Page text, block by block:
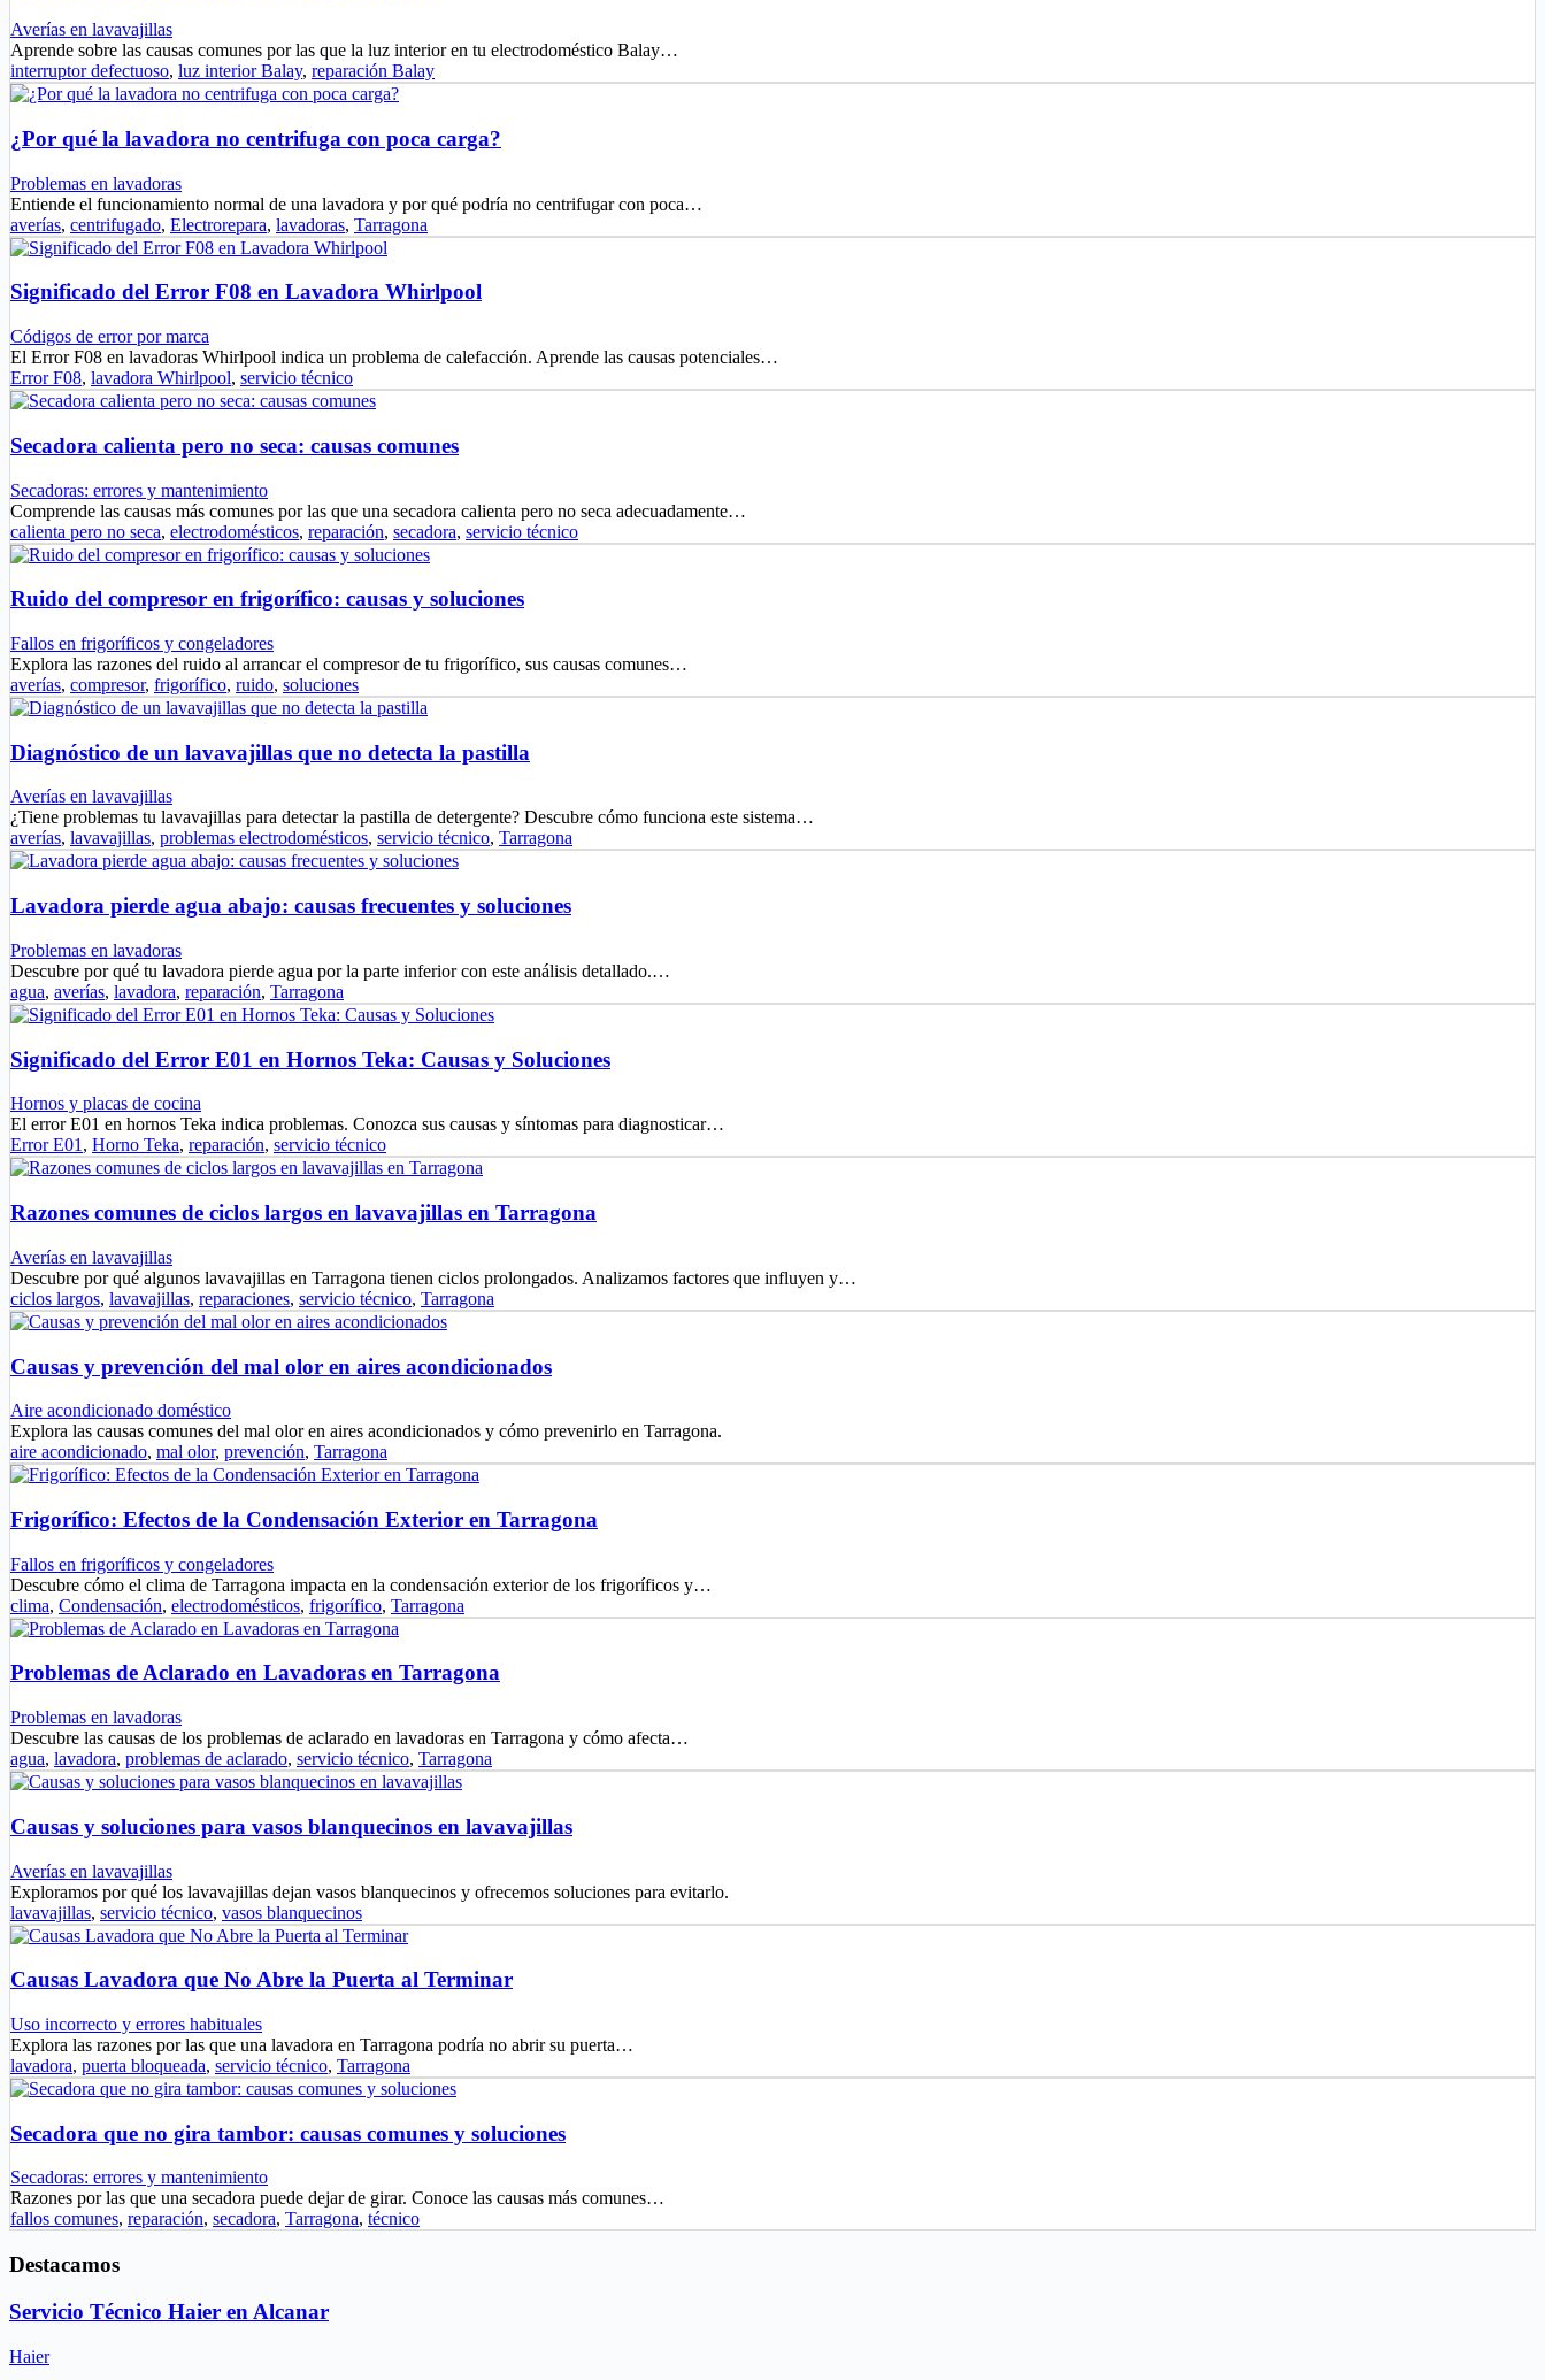
Averías en lavavajillas
Aprende sobre las causas comunes por las que la luz interior en tu electrodoméstico Balay…
interruptor defectuoso, luz interior Balay, reparación Balay
¿Por qué la lavadora no centrifuga con poca carga?
Problemas en lavadoras
Entiende el funcionamiento normal de una lavadora y por qué podría no centrifugar con poca…
averías, centrifugado, Electrorepara, lavadoras, Tarragona
Significado del Error F08 en Lavadora Whirlpool
Códigos de error por marca
El Error F08 en lavadoras Whirlpool indica un problema de calefacción. Aprende las causas potenciales…
Error F08, lavadora Whirlpool, servicio técnico
Secadora calienta pero no seca: causas comunes
Secadoras: errores y mantenimiento
Comprende las causas más comunes por las que una secadora calienta pero no seca adecuadamente…
calienta pero no seca, electrodomésticos, reparación, secadora, servicio técnico
Ruido del compresor en frigorífico: causas y soluciones
Fallos en frigoríficos y congeladores
Explora las razones del ruido al arrancar el compresor de tu frigorífico, sus causas comunes…
averías, compresor, frigorífico, ruido, soluciones
Diagnóstico de un lavavajillas que no detecta la pastilla
Averías en lavavajillas
¿Tiene problemas tu lavavajillas para detectar la pastilla de detergente? Descubre cómo funciona este sistema…
averías, lavavajillas, problemas electrodomésticos, servicio técnico, Tarragona
Lavadora pierde agua abajo: causas frecuentes y soluciones
Problemas en lavadoras
Descubre por qué tu lavadora pierde agua por la parte inferior con este análisis detallado.…
agua, averías, lavadora, reparación, Tarragona
Significado del Error E01 en Hornos Teka: Causas y Soluciones
Hornos y placas de cocina
El error E01 en hornos Teka indica problemas. Conozca sus causas y síntomas para diagnosticar…
Error E01 , Horno Teka, reparación, servicio técnico
Razones comunes de ciclos largos en lavavajillas en Tarragona
Averías en lavavajillas
Descubre por qué algunos lavavajillas en Tarragona tienen ciclos prolongados. Analizamos factores que influyen y…
ciclos largos, lavavajillas, reparaciones, servicio técnico, Tarragona
Causas y prevención del mal olor en aires acondicionados
Aire acondicionado doméstico
Explora las causas comunes del mal olor en aires acondicionados y cómo prevenirlo en Tarragona.
aire acondicionado, mal olor, prevención, Tarragona
Frigorífico: Efectos de la Condensación Exterior en Tarragona
Fallos en frigoríficos y congeladores
Descubre cómo el clima de Tarragona impacta en la condensación exterior de los frigoríficos y…
clima, Condensación, electrodomésticos, frigorífico, Tarragona
Problemas de Aclarado en Lavadoras en Tarragona
Problemas en lavadoras
Descubre las causas de los problemas de aclarado en lavadoras en Tarragona y cómo afecta…
agua, lavadora, problemas de aclarado, servicio técnico, Tarragona
Causas y soluciones para vasos blanquecinos en lavavajillas
Averías en lavavajillas
Exploramos por qué los lavavajillas dejan vasos blanquecinos y ofrecemos soluciones para evitarlo.
lavavajillas, servicio técnico, vasos blanquecinos
Causas Lavadora que No Abre la Puerta al Terminar
Uso incorrecto y errores habituales
Explora las razones por las que una lavadora en Tarragona podría no abrir su puerta…
lavadora, puerta bloqueada, servicio técnico, Tarragona
Secadora que no gira tambor: causas comunes y soluciones
Secadoras: errores y mantenimiento
Razones por las que una secadora puede dejar de girar. Conoce las causas más comunes…
fallos comunes, reparación, secadora, Tarragona, técnico
Destacamos
Servicio Técnico Haier en Alcanar
Haier